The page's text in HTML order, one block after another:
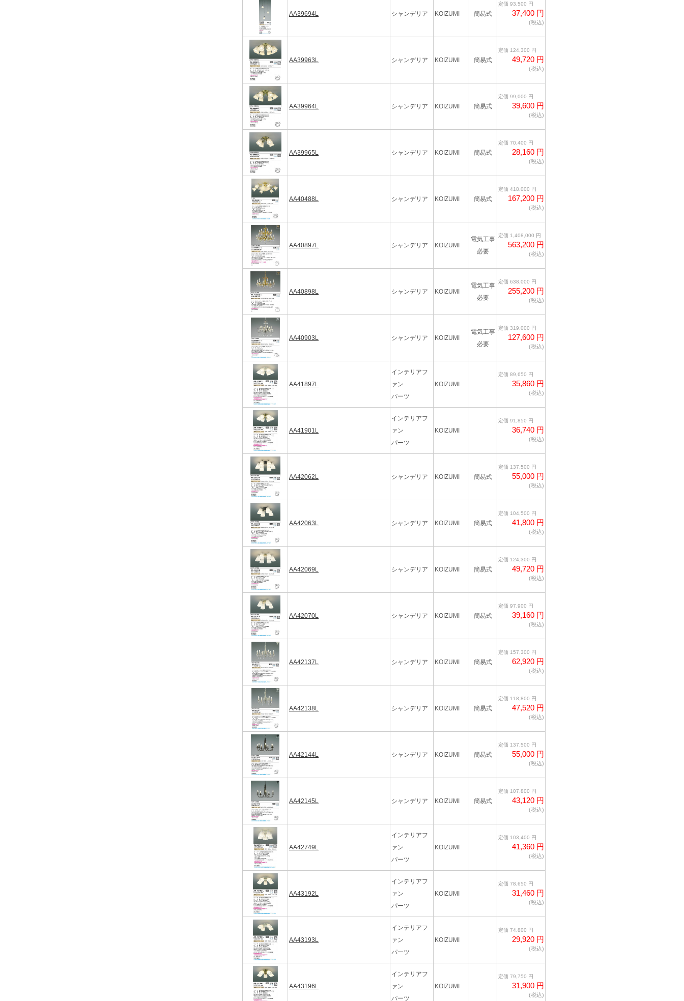
AA39694L シャンデリア KOIZUMI 簡易式
定価 93,500 円
37,400 円
(税込)
AA39963L シャンデリア KOIZUMI 簡易式
定価 124,300 円
49,720 円
(税込)
AA39964L シャンデリア KOIZUMI 簡易式
定価 99,000 円
39,600 円
(税込)
AA39965L シャンデリア KOIZUMI 簡易式
定価 70,400 円
28,160 円
(税込)
AA40488L シャンデリア KOIZUMI 簡易式
定価 418,000 円
167,200 円
(税込)
AA40897L シャンデリア KOIZUMI
電気工事
必要
定価 1,408,000 円
563,200 円
(税込)
AA40898L シャンデリア KOIZUMI
電気工事
必要
定価 638,000 円
255,200 円
(税込)
AA40903L シャンデリア KOIZUMI
電気工事
必要
定価 319,000 円
127,600 円
(税込)
AA41897L
インテリアフ
ァン
パーツ
KOIZUMI
定価 89,650 円
35,860 円
(税込)
AA41901L
インテリアフ
ァン
パーツ
KOIZUMI
定価 91,850 円
36,740 円
(税込)
AA42062L シャンデリア KOIZUMI 簡易式
定価 137,500 円
55,000 円
(税込)
AA42063L シャンデリア KOIZUMI 簡易式
定価 104,500 円
41,800 円
(税込)
AA42069L シャンデリア KOIZUMI 簡易式
定価 124,300 円
49,720 円
(税込)
AA42070L シャンデリア KOIZUMI 簡易式
定価 97,900 円
39,160 円
(税込)
AA42137L シャンデリア KOIZUMI 簡易式
定価 157,300 円
62,920 円
(税込)
AA42138L シャンデリア KOIZUMI 簡易式
定価 118,800 円
47,520 円
(税込)
AA42144L シャンデリア KOIZUMI 簡易式
定価 137,500 円
55,000 円
(税込)
AA42145L シャンデリア KOIZUMI 簡易式
定価 107,800 円
43,120 円
(税込)
AA42749L
インテリアフ
ァン
パーツ
KOIZUMI
定価 103,400 円
41,360 円
(税込)
AA43192L
インテリアフ
ァン
パーツ
KOIZUMI
定価 78,650 円
31,460 円
(税込)
AA43193L
インテリアフ
ァン
パーツ
KOIZUMI
定価 74,800 円
29,920 円
(税込)
AA43196L
インテリアフ
ァン
パーツ
KOIZUMI
定価 79,750 円
31,900 円
(税込)